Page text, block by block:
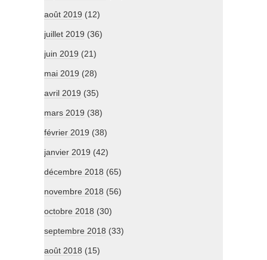
août 2019 (12)
juillet 2019 (36)
juin 2019 (21)
mai 2019 (28)
avril 2019 (35)
mars 2019 (38)
février 2019 (38)
janvier 2019 (42)
décembre 2018 (65)
novembre 2018 (56)
octobre 2018 (30)
septembre 2018 (33)
août 2018 (15)